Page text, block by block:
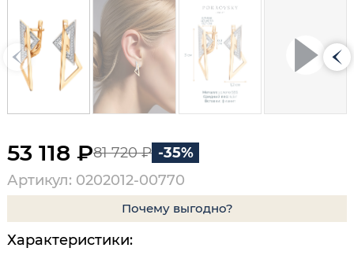
53 118 ₽81 720 ₽ -35%
Артикул: 0202012-00770
Почему выгодно?
Характеристики: